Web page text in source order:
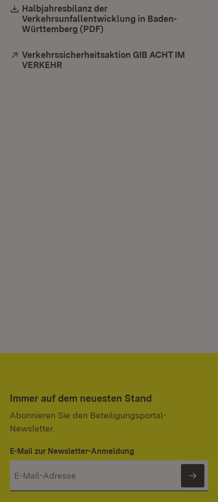
Download:
Halbjahresbilanz der
Verkehrsunfallentwicklung in Baden-
Württemberg (PDF)
Extern:
Verkehrssicherheitsaktion GIB ACHT IM
VERKEHR
Immer auf dem neuesten Stand
Abonnieren Sie den Beteiligungsportal-
Newsletter.
E-Mail zur Newsletter-Anmeldung